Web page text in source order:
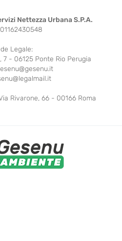
Nettezza Urbana S.P.A.
Legale:
7 - 06125 Ponte Rio Perugia
Rivarone, 66 - 00166 Roma